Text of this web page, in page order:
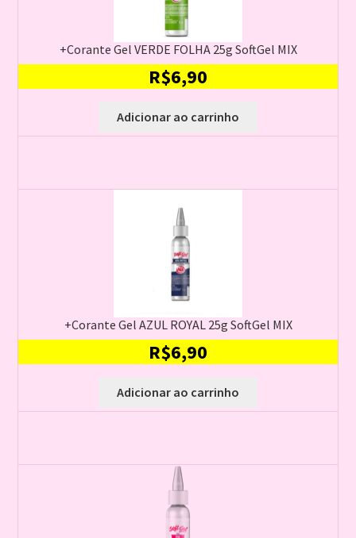
+Corante Gel VERDE FOLHA 25g SoftGel MIX
R$6,90
Adicionar ao carrinho
+Corante Gel AZUL ROYAL 25g SoftGel MIX
R$6,90
Adicionar ao carrinho